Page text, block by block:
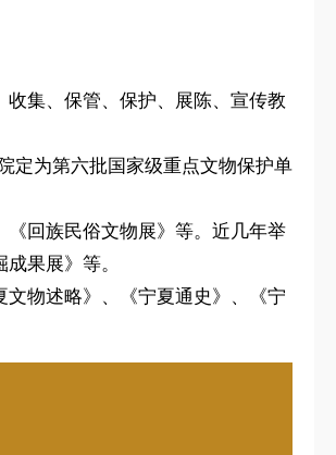
集、保管、保护、展陈、宣传教
定为第六批国家级重点文物保护单
回族民俗文物展》等。近几年举
果展》等。
物述略》、《宁夏通史》、《宁